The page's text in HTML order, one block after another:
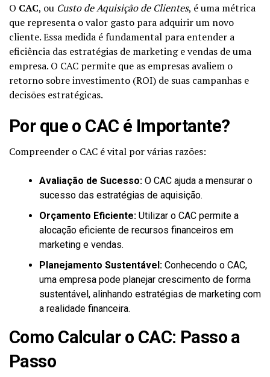
O CAC, ou Custo de Aquisição de Clientes, é uma métrica
que representa o valor gasto para adquirir um novo
cliente. Essa medida é fundamental para entender a
eficiência das estratégias de marketing e vendas de uma
empresa. O CAC permite que as empresas avaliem o
retorno sobre investimento (ROI) de suas campanhas e
decisões estratégicas.
Por que o CAC é Importante?
Compreender o CAC é vital por várias razões:
Avaliação de Sucesso: O CAC ajuda a mensurar o
sucesso das estratégias de aquisição.
Orçamento Eficiente: Utilizar o CAC permite a
alocação eficiente de recursos financeiros em
marketing e vendas.
Planejamento Sustentável: Conhecendo o CAC,
uma empresa pode planejar crescimento de forma
sustentável, alinhando estratégias de marketing com
a realidade financeira.
Como Calcular o CAC: Passo a
Passo